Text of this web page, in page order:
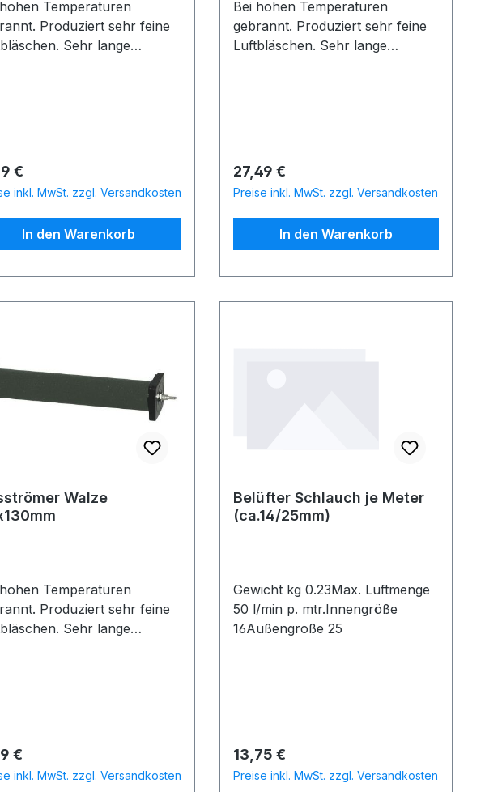
Temperaturen
Produziert sehr feine
Sehr lange
Preis:
€
inkl. MwSt. zzgl. Versandkosten
In den Warenkorb
Bei hohen Temperaturen
gebrannt. Produziert sehr feine
Luftbläschen. Sehr lange
Regulärer Preis:
27,49 €
Preise inkl. MwSt. zzgl. Versandkosten
In den Warenkorb
Walze
Temperaturen
Produziert sehr feine
Sehr lange
Preis:
€
inkl. MwSt. zzgl. Versandkosten
Belüfter Schlauch je Meter
(ca.14/25mm)
Gewicht kg 0.23Max. Luftmenge
50 l/min p. mtr.Innengröße
16Außengroße 25
Regulärer Preis:
13,75 €
Preise inkl. MwSt. zzgl. Versandkosten